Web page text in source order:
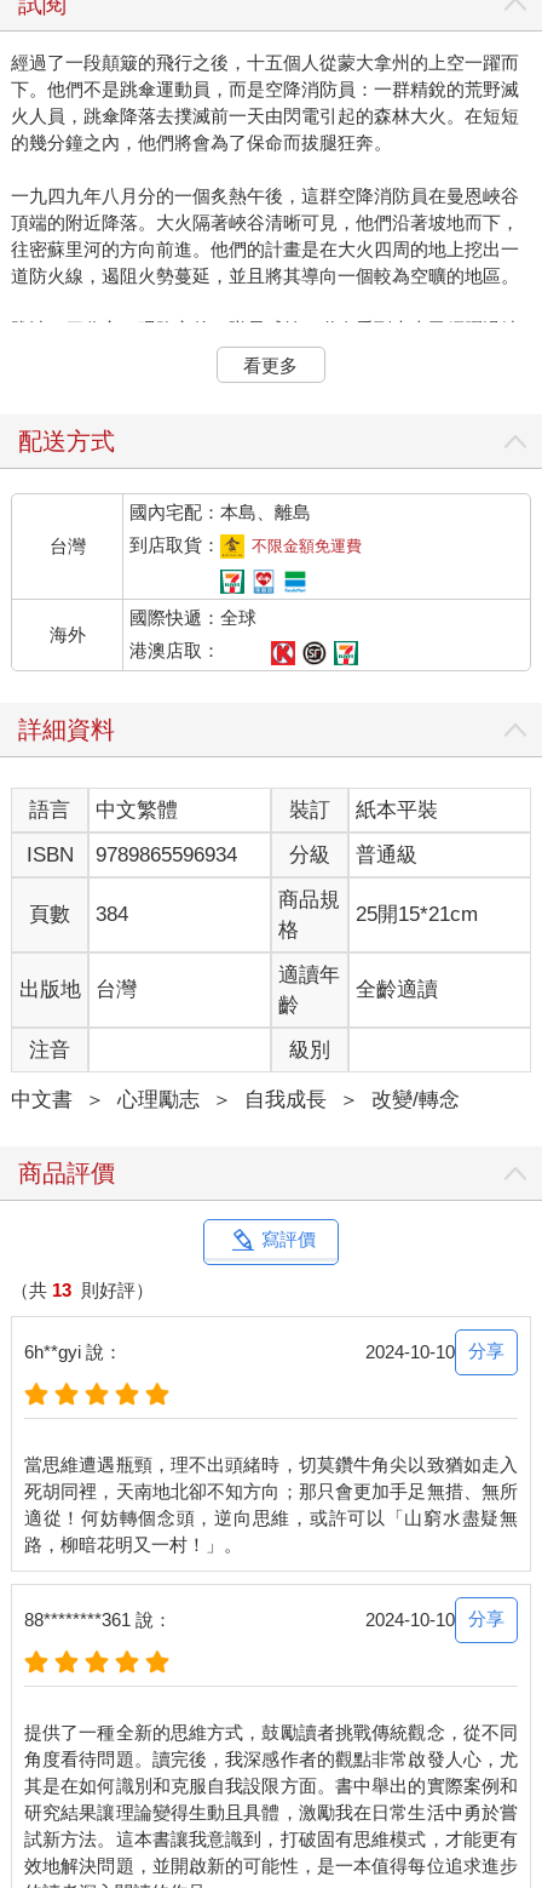
經過了一段顛簸的飛行之後，十五個人從蒙大拿州的上空一躍而
下。他們不是跳傘運動員，而是空降消防員：一群精銳的荒野滅
火人員，跳傘降落去撲滅前一天由閃電引起的森林大火。在短短
的幾分鐘之內，他們將會為了保命而拔腿狂奔。
一九四九年八月分的一個炙熱午後，這群空降消防員在曼恩峽谷
頂端的附近降落。大火隔著峽谷清晰可見，他們沿著坡地而下，
往密蘇里河的方向前進。他們的計畫是在大火四周的地上挖出一
道防火線，遏阻火勢蔓延，並且將其導向一個較為空曠的地區。
谷，正朝他們直撲而來，火焰竄升到空中三十呎的高度。不到一
分鐘之內，大火就會迅速延燒兩個足球場的距離了。
到了傍晚五點四十五分，眼看要遏阻火勢是不可能的了。道奇明
白現在是該改轅易轍，從滅火改為逃離的時候了。他立刻要組員
掉頭，往回跑上山坡。空降消防員必須在岩地上高度及膝的草叢
中，急速攀爬一段極為陡峭的上升斜坡。在接下來的八分鐘，他
們前進了將近五百碼，距離坡頂只剩不到兩百碼了。
安全的目的地就在眼前，但是大火快速推進，道奇做了一件令組
員大惑不解的事。他並未設法逃離大火，而是停下腳步，俯身彎
腰。他掏出了火柴盒，開始點燃火柴，然後扔進草叢裡。「我們
心想他肯定是瘋了，」一名組員在日後回憶著說。「大火幾乎燒
呢？」他心想：那個可惡的道奇是想把我活活燒死哪。當道奇朝
他放的那把火揮舞雙臂，大聲喊著：「上來！往這邊上來！」
時，組員毫不令人意外地並未跟隨他前去。
那些空降消防員不明白的是，道奇設計出一個求生策略：他打造
了一場逃生火。他把前面的草叢燒光，清空了供給野火延燒材料
的地區。這時他把水壺裡的水倒在手帕上，蒙住嘴巴，然後在接
下來的十五分鐘裡，面朝下趴在這塊焦土上。當野火在他的上方
席捲而過，他靠著接近地面的氧氣逃過一劫。
不幸的是，有十二名空降消防員罹難了。後來，他們發現了其中
一名遇難者的懷錶，上頭熔毀的指針指著傍晚五點五十六分。
為什麼只有三名空降消防員得以倖存呢？體能是一個因素。其他
兩名生還者設法跑贏了大火，抵達山坡頂點，但是道奇以他的智
當人們思考要如何鍛鍊智能時，第一個想到的通常是智力。越聰
常把智力視為思考及學習的能力。然而在動盪不安的世界裡，更
重要的或許是另一組認知技能：再思考及反學習的能力。
想像一下，你剛寫完了複選試題，然後你開始對其中一個答案心
生疑慮。你還有一些時間，究竟是該堅守第一直覺，或者是作出
大約有四分之三的學生確信修改答案會導致扣分。一家大規模的
答案，千萬要謹慎行事。根據經驗指出，許多學生在更動答案
時，是改成了錯誤的解答。」
我無意冒犯那些經驗談，但是我偏好嚴謹的證據。有三位心理學
家針對三十三份研究進行一項全面審查，發現在每一份研究中，
大部分的答案修訂都是從錯的改成對的。這個現象就是眾所周知
在一場演示中，心理學家計算伊利諾州超過一千五百名學生在試
有半數是從錯的改成了對的答案。年復一年，我在我自己的班級
看過這種情況：我的學生期末考出乎意料地沒有多少修改痕跡，
但是那些重新思考第一次的答案，而不是保持原狀的人，最後拉
高了成績。
當然了，有可能第二次的答案並非與生俱來就比較好；它們會比
看更多
配送方式
台灣
國內宅配：本島、離島
到店取貨：
不限金額免運費
海外
國際快遞：全球
港澳店取：
詳細資料
語言 中文繁體 裝訂
紙本平裝
ISBN
9789865596934 分級 普通級
頁數 384
商品規
格
25開15*21cm
出版地 台灣
適讀年
齡
全齡適讀
注音 級別
中文書 ＞ 心理勵志 ＞ 自我成長 ＞ 改變/轉念
商品評價
寫評價
（共 13 則好評）
6h**gyi 說： 2024-10-10 分享
當思維遭遇瓶頸，理不出頭緒時，切莫鑽牛角尖以致猶如走入
死胡同裡，天南地北卻不知方向；那只會更加手足無措、無所
適從！何妨轉個念頭，逆向思維，或許可以「山窮水盡疑無
88********361 說： 2024-10-10 分享
提供了一種全新的思維方式，鼓勵讀者挑戰傳統觀念，從不同
角度看待問題。讀完後，我深感作者的觀點非常啟發人心，尤
其是在如何識別和克服自我設限方面。書中舉出的實際案例和
研究結果讓理論變得生動且具體，激勵我在日常生活中勇於嘗
試新方法。這本書讓我意識到，打破固有思維模式，才能更有
效地解決問題，並開啟新的可能性，是一本值得每位追求進步